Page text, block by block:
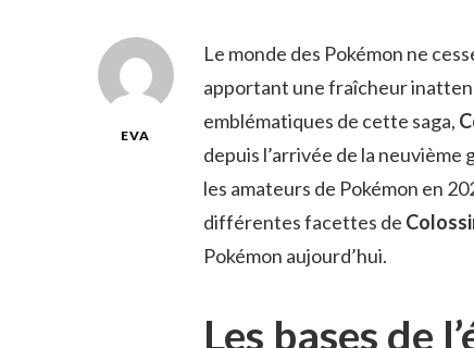
EVA
Le monde des Pokémon ne
apportant une fraîcheur
emblématiques de cette saga,
depuis l’arrivée de la
les amateurs de Pokémon en
différentes facettes de
Pokémon aujourd’hui.
Les bases de